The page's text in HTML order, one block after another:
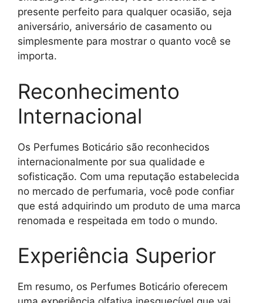
presente perfeito para qualquer ocasião, seja
aniversário, aniversário de casamento ou
simplesmente para mostrar o quanto você se
importa.
Reconhecimento
Internacional
Os Perfumes Boticário são reconhecidos
internacionalmente por sua qualidade e
sofisticação. Com uma reputação estabelecida
no mercado de perfumaria, você pode confiar
que está adquirindo um produto de uma marca
renomada e respeitada em todo o mundo.
Experiência Superior
Em resumo, os Perfumes Boticário oferecem